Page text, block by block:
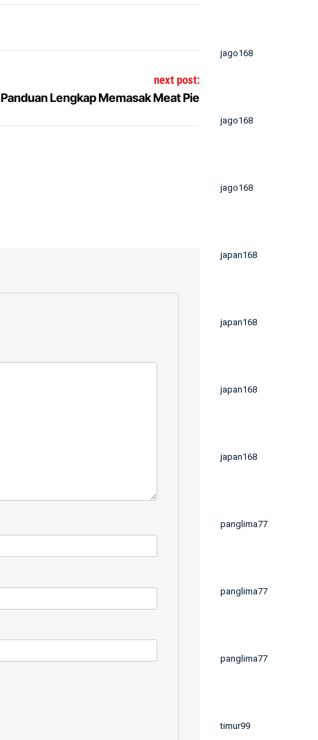
next post:
Panduan Lengkap Memasak Meat Pie
jago168
jago168
jago168
japan168
japan168
japan168
japan168
panglima77
panglima77
panglima77
timur99